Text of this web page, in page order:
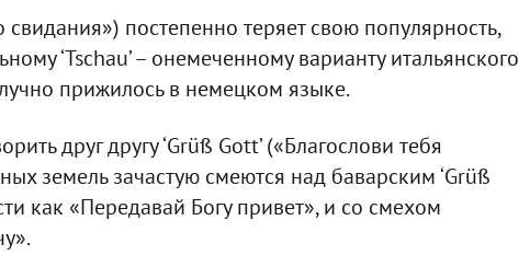
свидания») постепенно теряет свою популярность,
‘Tschau’ – онемеченному варианту итальянского
прижилось в немецком языке.
друг другу ‘Grüß Gott’ («Благослови тебя
земель зачастую смеются над баварским ‘Grüß
как «Передавай Богу привет», и со смехом